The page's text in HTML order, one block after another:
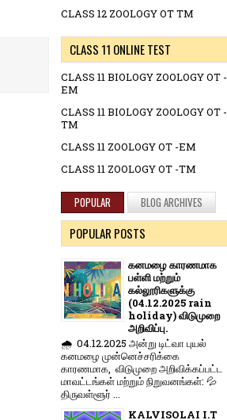
CLASS 12 ZOOLOGY OT TM
CLASS 11 ONLINE TEST
CLASS 11 BIOLOGY ZOOLOGY OT -
EM
CLASS 11 BIOLOGY ZOOLOGY OT -
TM
CLASS 11 ZOOLOGY OT -EM
CLASS 11 ZOOLOGY OT -TM
POPULAR BLOG ARCHIVES
POPULAR POSTS
கனமழை காரணமாக
பள்ளி மற்றும்
கல்லூரிகளுக்கு
(04.12.2025 rain
holiday) விடுமுறை
அறிவிப்பு.
🌧️ 04.12.2025 அன்று டிட்வா புயல்
கனமழை முன்னெச்சரிக்கை
காரணமாக, விடுமுறை அறிவிக்கப்பட்ட
மாவட்டங்கள் மற்றும் நிறுவனங்கள்: 💦
திருவள்ளூர் ...
KALVISOLAI I.T